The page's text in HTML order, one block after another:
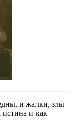
и жалки, злы
истина и как